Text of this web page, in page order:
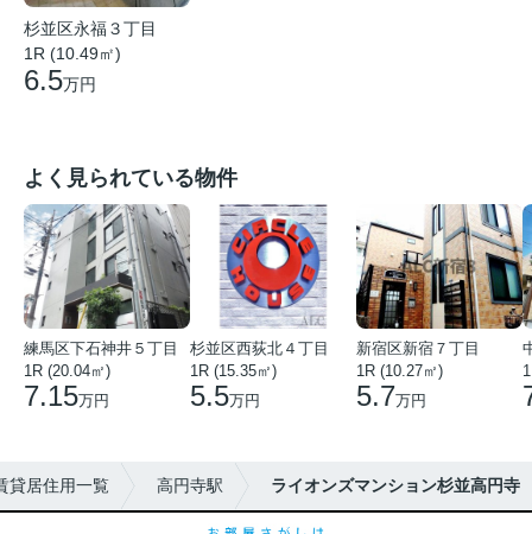
杉並区永福３丁目
1R (10.49㎡)
6.5万円
よく見られている物件
練馬区下石神井５丁目
1R (20.04㎡)
7.15万円
杉並区西荻北４丁目
1R (15.35㎡)
5.5万円
新宿区新宿７丁目
1R (10.27㎡)
5.7万円
貸居住用一覧 高円寺駅 ライオンズマンション杉並高円寺